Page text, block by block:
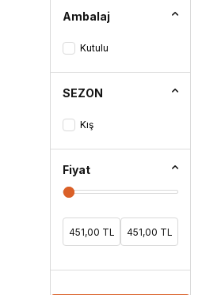
Ambalaj
Kutulu
SEZON
Kış
Fiyat